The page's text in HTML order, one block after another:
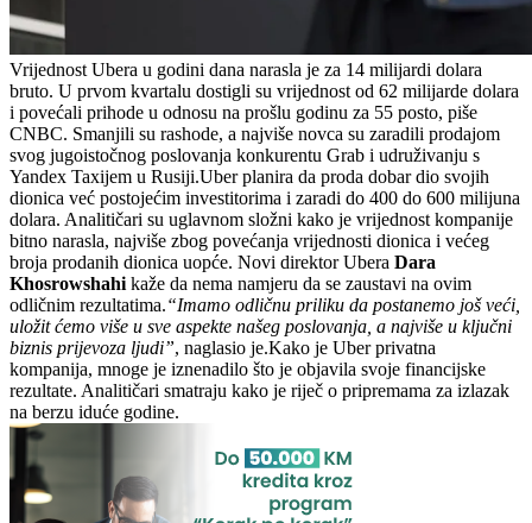
Vrijednost Ubera u godini dana narasla je za 14 milijardi dolara
bruto. U prvom kvartalu dostigli su vrijednost od 62 milijarde dolara
i povećali prihode u odnosu na prošlu godinu za 55 posto, piše
CNBC. Smanjili su rashode, a najviše novca su zaradili prodajom
svog jugoistočnog poslovanja konkurentu Grab i udruživanju s
Yandex Taxijem u Rusiji.Uber planira da proda dobar dio svojih
dionica već postojećim investitorima i zaradi do 400 do 600 milijuna
dolara. Analitičari su uglavnom složni kako je vrijednost kompanije
bitno narasla, najviše zbog povećanja vrijednosti dionica i većeg
broja prodanih dionica uopće. Novi direktor Ubera Dara
Khosrowshahikaže da nema namjeru da se zaustavi na ovim
odličnim rezultatima.“Imamo odličnu priliku da postanemo još veći,
uložit ćemo više u sve aspekte našeg poslovanja, a najviše u ključni
biznis prijevoza ljudi”, naglasio je.Kako je Uber privatna
kompanija, mnoge je iznenadilo što je objavila svoje financijske
rezultate. Analitičari smatraju kako je riječ o pripremama za izlazak
na berzu iduće godine.